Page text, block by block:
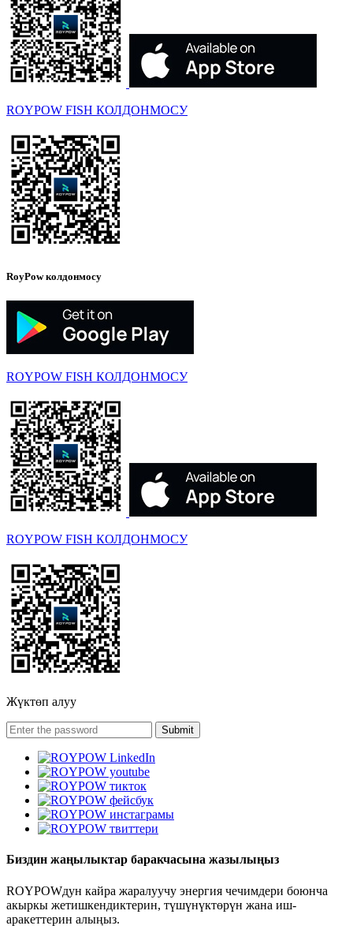
ROYPOW FISH КОЛДОНМОСУ
RoyPow колдонмосу
ROYPOW FISH КОЛДОНМОСУ
ROYPOW FISH КОЛДОНМОСУ
Жүктөп алуу
Биздин жаңылыктар баракчасына жазылыңыз
ROYPOWдун кайра жаралуучу энергия чечимдери боюнча
акыркы жетишкендиктерин, түшүнүктөрүн жана иш-
аракеттерин алыңыз.